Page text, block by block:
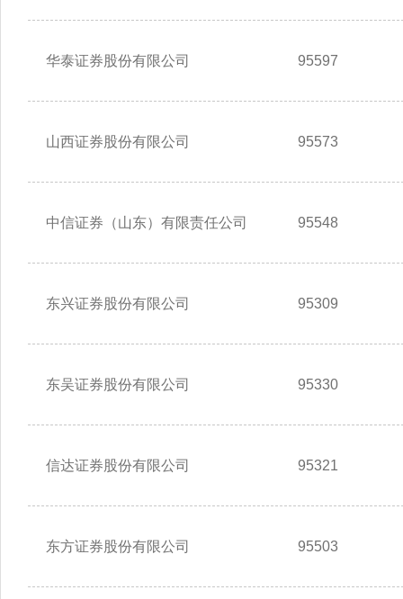
华泰证券股份有限公司 95597
山西证券股份有限公司 95573
中信证券（山东）有限责任公司 95548
东兴证券股份有限公司 95309
东吴证券股份有限公司 95330
信达证券股份有限公司 95321
东方证券股份有限公司 95503